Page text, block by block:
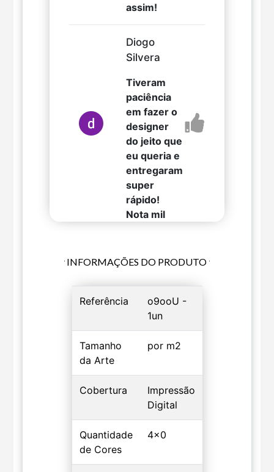
assim!
Diogo
Silvera
Tiveram
paciência
em fazer o
designer
do jeito que
eu queria e
entregaram
super
rápido!
Nota mil
INFORMAÇÕES DO PRODUTO
Referência
o9ooU -
1un
Tamanho
da Arte
por m2
Cobertura
Impressão
Digital
Quantidade
de Cores
4x0